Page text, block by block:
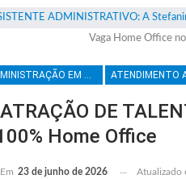
Vaga Home Office
ADMINISTRAÇÃO EM GERAL
DE
Home Office
Em 23 de junho de 2026 Atualizado